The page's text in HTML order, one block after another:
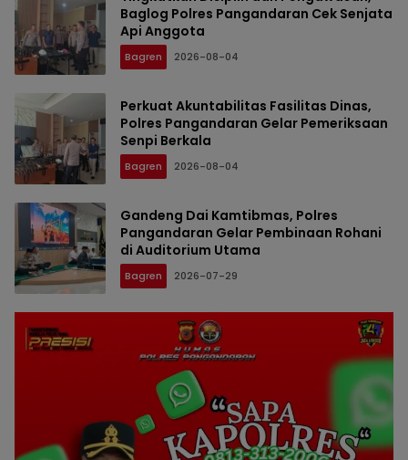
Baglog Polres Pangandaran Cek Senjata
Api Anggota
Bagren 2026-08-04
Perkuat Akuntabilitas Fasilitas Dinas,
Polres Pangandaran Gelar Pemeriksaan
Senpi Berkala
Bagren 2026-08-04
Gandeng Dai Kamtibmas, Polres
Pangandaran Gelar Pembinaan Rohani
di Auditorium Utama
Bagren 2026-07-29